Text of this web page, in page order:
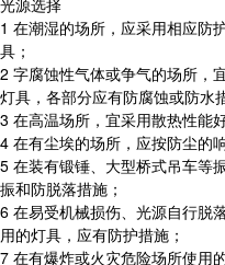
光源选择
1 在潮湿的场所，应采用相应防
具；
2 字腐蚀性气体或争气的场所，
灯具，各部分应有防腐蚀或防水
3 在高温场所，宜采用散热性能
4 在有尘埃的场所，应按防尘的
5 在装有锻锤、大型桥式吊车等
振和防脱落措施；
6 在易受机械损伤、光源自行脱
用的灯具，应有防护措施；
7 在有爆炸或火灾危险场所使用